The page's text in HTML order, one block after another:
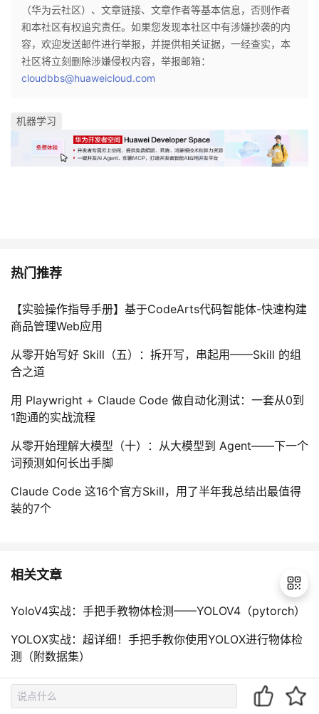
（华为云社区）、文章链接、文章作者等基本信息，否则作者
和本社区有权追究责任。如果您发现本社区中有涉嫌抄袭的内
容，欢迎发送邮件进行举报，并提供相关证据，一经查实，本
社区将立刻删除涉嫌侵权内容，举报邮箱：
cloudbbs@huaweicloud.com
机器学习
热门推荐
【实验操作指导手册】基于CodeArts代码智能体-快速构建
商品管理Web应用
从零开始写好 Skill（五）：拆开写，串起用——Skill 的组
合之道
用 Playwright + Claude Code 做自动化测试：一套从0到
1跑通的实战流程
从零开始理解大模型（十）：从大模型到 Agent——下一个
词预测如何长出手脚
Claude Code 这16个官方Skill，用了半年我总结出最值得
装的7个
相关文章
YoloV4实战：手把手教物体检测——YOLOV4（pytorch）
YOLOX实战：超详细！手把手教你使用YOLOX进行物体检
测（附数据集）
手把手教物体检测——yolov3